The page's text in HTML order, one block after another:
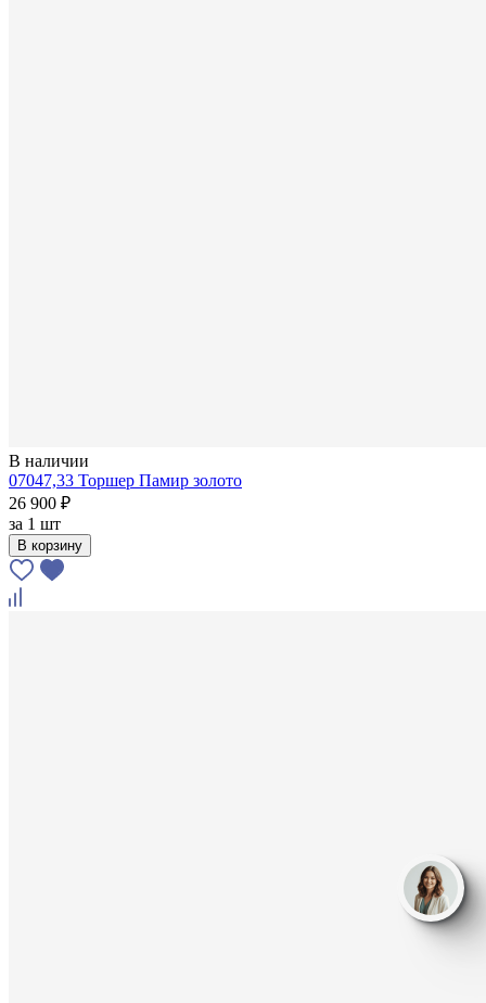
В наличии
07047,33 Торшер Памир золото
26 900 ₽
за 1 шт
В корзину